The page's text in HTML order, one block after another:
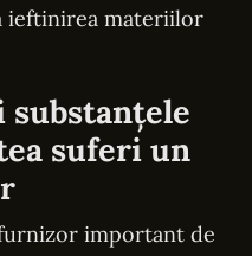
ieftinirea materiilor
substanțele
suferi un
important de